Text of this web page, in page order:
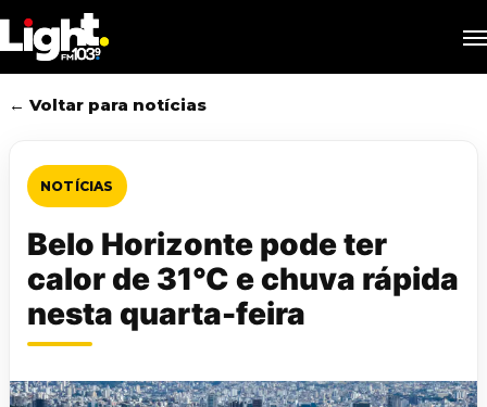
to
main
content
← Voltar para notícias
NOTÍCIAS
Belo Horizonte pode ter
calor de 31°C e chuva rápida
nesta quarta-feira